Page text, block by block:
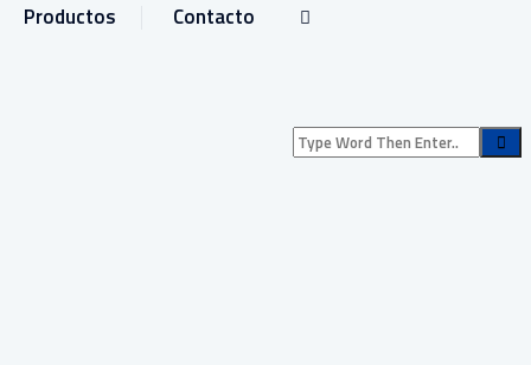
Productos Contacto